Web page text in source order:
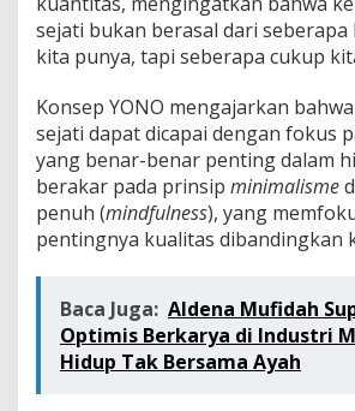
sejati bukan berasal dari seberapa
kita punya, tapi seberapa cukup
Konsep YONO mengajarkan
sejati dapat dicapai dengan fokus
yang benar-benar penting dalam
berakar pada prinsip minimalisme
penuh (mindfulness), yang
pentingnya kualitas dibandingkan
Baca Juga: Aldena Mufidah
Optimis Berkarya di Industri
Hidup Tak Bersama Ayah